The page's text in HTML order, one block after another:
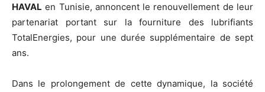
HAVAL en Tunisie, annoncent le renouvellement de leur
partenariat portant sur la fourniture des lubrifiants
TotalEnergies, pour une durée supplémentaire de sept
ans.
Dans le prolongement de cette dynamique, la société